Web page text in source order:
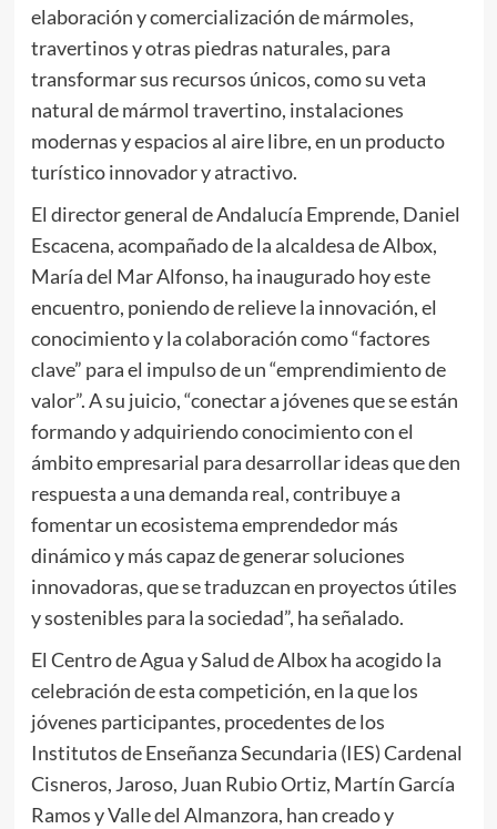
elaboración y comercialización de mármoles,
travertinos y otras piedras naturales, para
transformar sus recursos únicos, como su veta
natural de mármol travertino, instalaciones
modernas y espacios al aire libre, en un producto
turístico innovador y atractivo.
El director general de Andalucía Emprende, Daniel
Escacena, acompañado de la alcaldesa de Albox,
María del Mar Alfonso, ha inaugurado hoy este
encuentro, poniendo de relieve la innovación, el
conocimiento y la colaboración como “factores
clave” para el impulso de un “emprendimiento de
valor”. A su juicio, “conectar a jóvenes que se están
formando y adquiriendo conocimiento con el
ámbito empresarial para desarrollar ideas que den
respuesta a una demanda real, contribuye a
fomentar un ecosistema emprendedor más
dinámico y más capaz de generar soluciones
innovadoras, que se traduzcan en proyectos útiles
y sostenibles para la sociedad”, ha señalado.
El Centro de Agua y Salud de Albox ha acogido la
celebración de esta competición, en la que los
jóvenes participantes, procedentes de los
Institutos de Enseñanza Secundaria (IES) Cardenal
Cisneros, Jaroso, Juan Rubio Ortiz, Martín García
Ramos y Valle del Almanzora, han creado y